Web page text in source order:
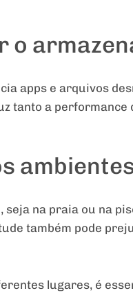
o
apps e arquivos
tanto a
seja na praia ou na
também pode
lugares, é